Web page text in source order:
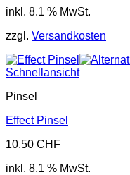
inkl. 8.1 % MwSt.
zzgl. Versandkosten
Schnellansicht
Pinsel
Effect Pinsel
10.50 CHF
inkl. 8.1 % MwSt.